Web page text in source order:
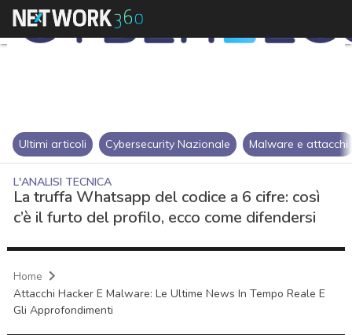
Ultimi articoli Cybersecurity Nazionale Malware e attacchi
L'ANALISI TECNICA
La truffa Whatsapp del codice a 6 cifre: così
c’è il furto del profilo, ecco come difendersi
Home
Attacchi Hacker E Malware: Le Ultime News In Tempo Reale E
Gli Approfondimenti